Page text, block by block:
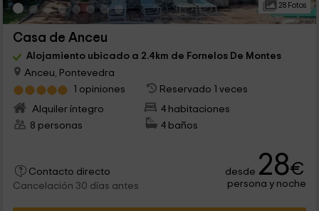
28 Fotos
Casa de Anceu
Alojamiento ubicado a 2.4km de Fornelos De Montes
Anceu, Pontevedra
1 opiniones
Reservado 1 veces
Alquiler íntegro
4 habitaciones
8 personas
4 baños
Contacto directo
Cancelación 30 días antes
desde 28€
persona y noche